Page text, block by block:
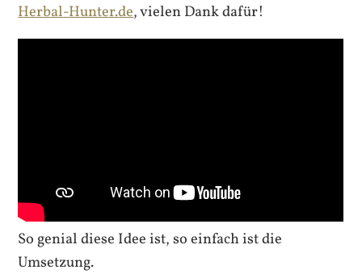
Herbal-Hunter.de, vielen Dank dafür!
So genial diese Idee ist, so einfach ist die
Umsetzung.